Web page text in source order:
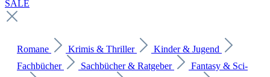
SALE
Romane Krimis & Thriller
Kinder & Jugend
Fachbücher
Sachbücher & Ratgeber
Fantasy & Sci-